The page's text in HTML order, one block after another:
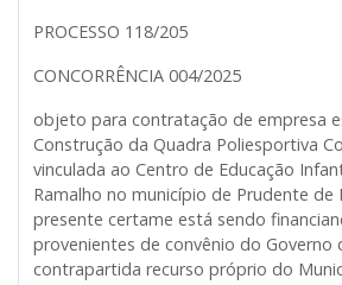
PROCESSO 118/205
CONCORRÊNCIA 004/2025
objeto para contratação de empresa
Construção da Quadra Poliesportiva
vinculada ao Centro de Educação
Ramalho ​​no município de Prudente de
presente certame está sendo
provenientes de convênio do Governo
contrapartida recurso próprio do